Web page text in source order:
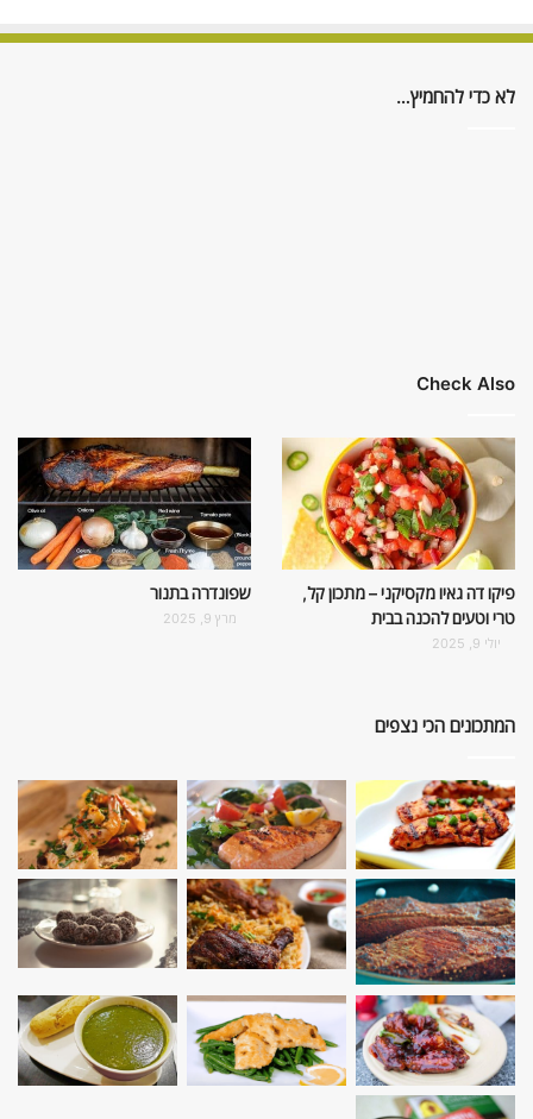
לא כדי להחמיץ…
Check Also
פיקו דה גאיו מקסיקני – מתכון קל,
טרי וטעים להכנה בבית
יולי 9, 2025
שפונדרה בתנור
מרץ 9, 2025
המתכונים הכי נצפים